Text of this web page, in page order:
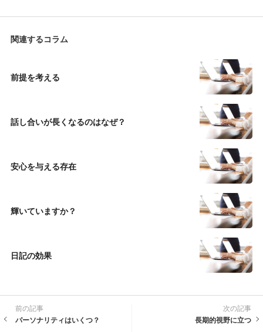
関連するコラム
前提を考える
話し合いが長くなるのはなぜ？
安心を与える存在
輝いていますか？
日記の効果
前の記事
パーソナリティはいくつ？
次の記事
長期的視野に立つ